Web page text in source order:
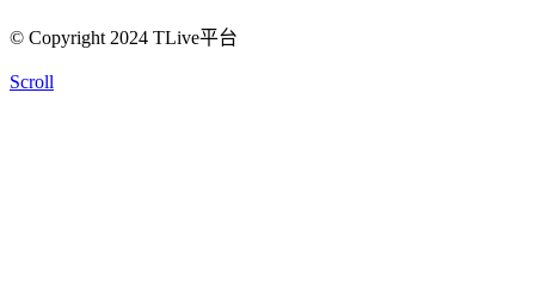
© Copyright 2024 TLive平台
Scroll